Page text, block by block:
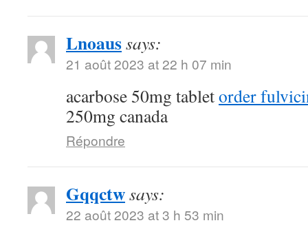
Lnoaussays:
21 août 2023 at 22 h 07 min
acarbose 50mg tabletorder
250mg canada
Répondre
Gqqctwsays:
22 août 2023 at 3 h 53 min